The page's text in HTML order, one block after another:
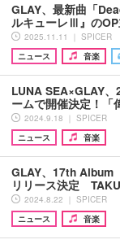
GLAY、最新曲「
ルキューレⅢ』の
2025.11.11 ｜ SPICER
ニュース
音楽
LUNA SEA×GLAY
ームで開催決定！
2024.9.18 ｜ SPICER
ニュース
音楽
GLAY、17th Album
リリース決定
2024.8.22 ｜ SPICER
ニュース
音楽